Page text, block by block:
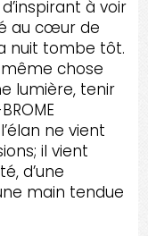
à voir
au cœur de
nuit tombe tôt.
chose
lumière, tenir
ne vient
il vient
d’une
main tendue